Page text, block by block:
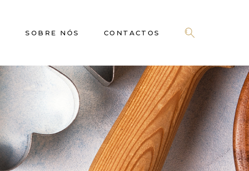
SOBRE NÓS CONTACTOS